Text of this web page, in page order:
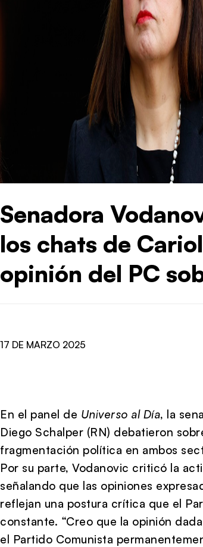
Senadora
los chats de
opinión del PC
17 DE MARZO 2025
En el panel de Universo al Día, la
Diego Schalper (RN) debatieron
fragmentación política en ambos
Por su parte, Vodanovic criticó la
señalando que las opiniones
reflejan una postura crítica que el
constante. “Creo que la opinión
el Partido Comunista